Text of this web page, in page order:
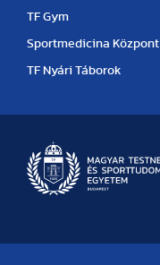
TF Gym
Sportmedicina Központ
TF Nyári Táborok